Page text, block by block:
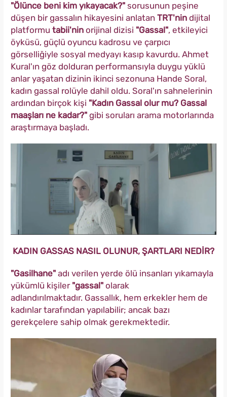
"Ölünce beni kim yıkayacak?" sorusunun peşine
düşen bir gassalın hikayesini anlatan TRT'nin dijital
platformu tabii'nin orijinal dizisi "Gassal", etkileyici
öyküsü, güçlü oyuncu kadrosu ve çarpıcı
görselliğiyle sosyal medyayı kasıp kavurdu. Ahmet
Kural'ın göz dolduran performansıyla duygu yüklü
anlar yaşatan dizinin ikinci sezonuna Hande Soral,
kadın gassal rolüyle dahil oldu. Soral'ın sahnelerinin
ardından birçok kişi "Kadın Gassal olur mu? Gassal
maaşları ne kadar?" gibi soruları arama motorlarında
araştırmaya başladı.
KADIN GASSAS NASIL OLUNUR, ŞARTLARI NEDİR?
"Gasilhane" adı verilen yerde ölü insanları yıkamayla
yükümlü kişiler "gassal" olarak
adlandırılmaktadır. Gassallık, hem erkekler hem de
kadınlar tarafından yapılabilir; ancak bazı
gerekçelere sahip olmak gerekmektedir.